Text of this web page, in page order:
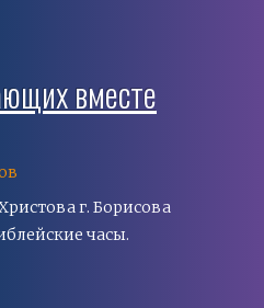
вместе
г. Борисова
часы.